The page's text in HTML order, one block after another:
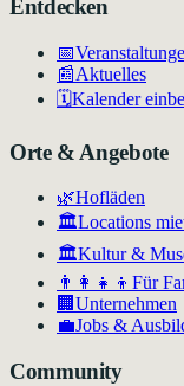
Entdecken
📅
📰Aktuelles
🗓️Kalender
Orte & Angebote
🌿Hofläden
🏛️Locations
🏛Kultur &
👨‍👩‍👧‍👦 Für
🏢 Unternehmen
💼Jobs &
Community